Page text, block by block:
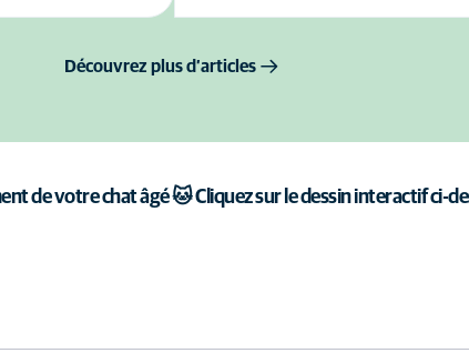
Découvrez plus d’articles
de votre chat âgé 🐱 Cliquez sur le dessin interactif ci-